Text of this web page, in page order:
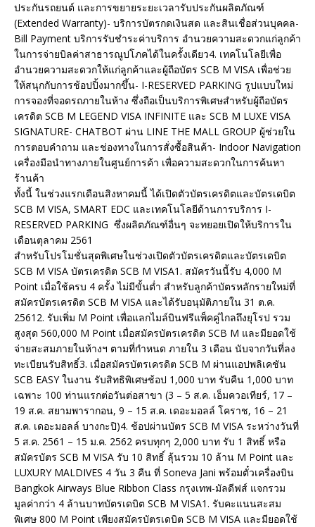
ประกันรถยนต์ และการขยายระยะเวลารับประกันผลิตภัณฑ์
(Extended Warranty)- บริการบัตรกดเงินสด และสินเชื่อส่วนบุคคล-
Bill Payment บริการรับชำระค่าบริการ อำนวยความสะดวกแก่ลูกค้า
ในการจ่ายบิลค่าสาธารณูปโภคได้ในครั้งเดียว4. เทคโนโลยีเพื่อ
อำนวยความสะดวกให้แก่ลูกค้าและผู้ถือบัตร SCB M VISA เพื่อช่วย
ให้สนุกกับการช้อปปิ้งมากขึ้น- I-RESERVED PARKING รูปแบบใหม่
การจองที่จอดรถภายในห้าง ซึ่งถือเป็นบริการพิเศษสำหรับผู้ถือบัตร
เครดิต SCB M LEGEND VISA INFINITE และ SCB M LUXE VISA
SIGNATURE- CHATBOT ผ่าน LINE THE MALL GROUP ผู้ช่วยใน
การตอบคำถาม และช่องทางในการสั่งซื้อสินค้า- Indoor Navigation
เครื่องมือนำทางภายในศูนย์การค้า เพื่อความสะดวกในการค้นหา
ร้านค้า
ทั้งนี้ ในช่วงแรกเดือนสิงหาคมนี้ ได้เปิดตัวบัตรเครดิตและบัตรเดบิต
SCB M VISA, SMART EDC และเทคโนโลยีด้านการบริการ I-
RESERVED PARKING ซึ่งผลิตภัณฑ์อื่นๆ จะทยอยเปิดให้บริการใน
เดือนตุลาคม 2561
สำหรับโปรโมชั่นสุดพิเศษในช่วงเปิดตัวบัตรเครดิตและบัตรเดบิต
SCB M VISA บัตรเครดิต SCB M VISA1. สมัครวันนี้รับ 4,000 M
Point เมื่อใช้ครบ 4 ครั้ง ไม่มีขั้นต่ำ สำหรับลูกค้าบัตรหลักรายใหม่ที่
สมัครบัตรเครดิต SCB M VISA และได้รับอนุมัติภายใน 31 ต.ค.
25612. รับเพิ่ม M Point เพื่อแลกไมล์บินฟรีแพ็คคู่ไกลถึงยุโรป รวม
สูงสุด 560,000 M Point เมื่อสมัครบัตรเครดิต SCB M และมียอดใช้
จ่ายสะสมภายในห้างฯ ตามที่กำหนด ภายใน 3 เดือน นับจากวันที่ลง
ทะเบียนรับสิทธิ์3. เมื่อสมัครบัตรเครดิต SCB M ผ่านแอปพลิเคชัน
SCB EASY ในงาน รับสิทธิพิเศษช้อป 1,000 บาท รับคืน 1,000 บาท
เฉพาะ 100 ท่านแรกต่อวันต่อสาขา (3 – 5 ส.ค. เอ็มควอเทียร์, 17 –
19 ส.ค. สยามพารากอน, 9 – 15 ส.ค. เดอะมอลล์ โคราช, 16 – 21
ส.ค. เดอะมอลล์ บางกะปิ)4. ช้อปผ่านบัตร SCB M VISA ระหว่างวันที่
5 ส.ค. 2561 – 15 ม.ค. 2562 ครบทุกๆ 2,000 บาท รับ 1 สิทธิ์ หรือ
สมัครบัตร SCB M VISA รับ 10 สิทธิ์ ลุ้นรวม 10 ล้าน M Point และ
LUXURY MALDIVES 4 วัน 3 คืน ที่ Soneva Jani พร้อมตั๋วเครื่องบิน
Bangkok Airways Blue Ribbon Class กรุงเทพ-มัลดีฟส์ แจกรวม
มูลค่ากว่า 4 ล้านบาทบัตรเดบิต SCB M VISA1. รับคะแนนสะสม
พิเศษ 800 M Point เพียงสมัครบัตรเดบิต SCB M VISA และมียอดใช้